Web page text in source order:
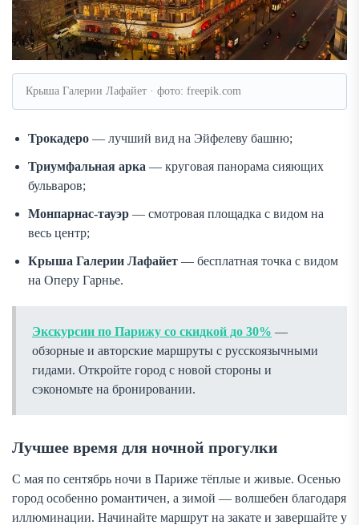
Крыша Галерии Лафайет · фото: freepik.com
Трокадеро — лучший вид на Эйфелеву башню;
Триумфальная арка — круговая панорама сияющих
бульваров;
Монпарнас-тауэр — смотровая площадка с видом на
весь центр;
Крыша Галерии Лафайет — бесплатная точка с видом
на Оперу Гарнье.
Экскурсии по Парижу со скидкой до 30% —
обзорные и авторские маршруты с русскоязычными
гидами. Откройте город с новой стороны и
сэкономьте на бронировании.
Лучшее время для ночной прогулки
С мая по сентябрь ночи в Париже тёплые и живые. Осенью
город особенно романтичен, а зимой — волшебен благодаря
иллюминации. Начинайте маршрут на закате и завершайте у